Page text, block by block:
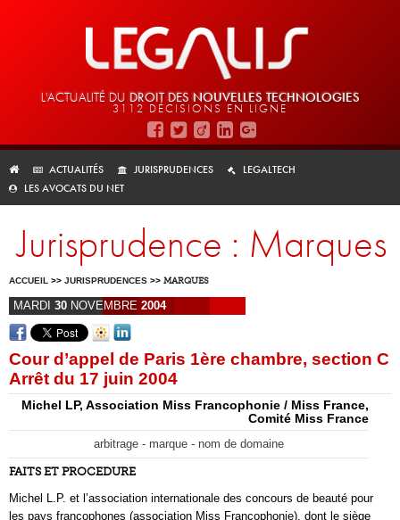
L'ACTUALITÉ DU DROIT DES NOUVELLES TECHNOLOGIES
3112 DÉCISIONS EN LIGNE
ACTUALITÉS JURISPRUDENCES
LEGALTECH
LES AVOCATS DU NET
Jurisprudence : Marques
ACCUEIL >> JURISPRUDENCES >> MARQUES
MARDI 30 NOVEMBRE 2004
Cour d’appel de Paris 1ère chambre, section C
Arrêt du 17 juin 2004
Michel LP, Association Miss Francophonie / Miss France,
Comité Miss France
arbitrage - marque - nom de domaine
FAITS ET PROCEDURE
Michel L.P. et l’association internationale des concours de beauté pour
les pays francophones (association Miss Francophonie), dont le siège